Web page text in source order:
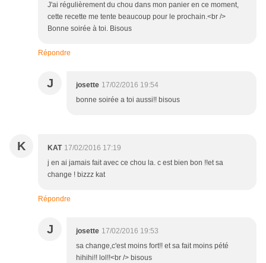
J'ai régulièrement du chou dans mon panier en ce moment,
cette recette me tente beaucoup pour le prochain.<br />
Bonne soirée à toi. Bisous
Répondre
J josette 17/02/2016 19:54
bonne soirée a toi aussi!! bisous
K KAT 17/02/2016 17:19
j en ai jamais fait avec ce chou la. c est bien bon !!et sa
change ! bizzz kat
Répondre
J josette 17/02/2016 19:53
sa change,c'est moins fort!! et sa fait moins pété
hihihi!! lol!!<br /> bisous